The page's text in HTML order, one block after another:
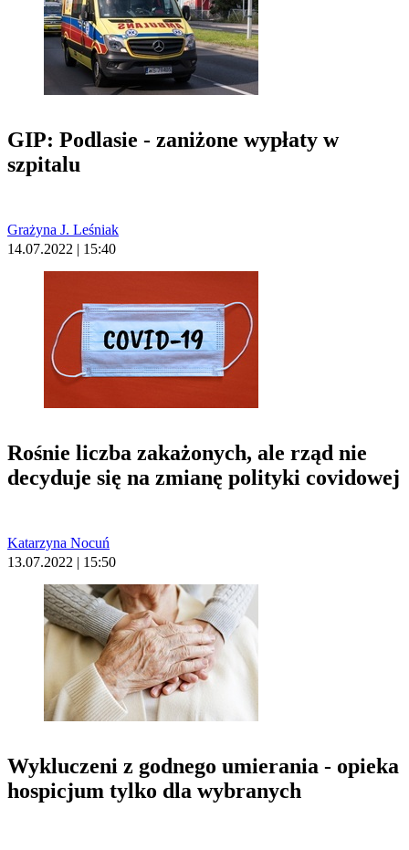
GIP: Podlasie - zaniżone wypłaty w
szpitalu
Grażyna J. Leśniak
14.07.2022 | 15:40
Rośnie liczba zakażonych, ale rząd nie
decyduje się na zmianę polityki covidowej
Katarzyna Nocuń
13.07.2022 | 15:50
Wykluczeni z godnego umierania - opieka
hospicjum tylko dla wybranych